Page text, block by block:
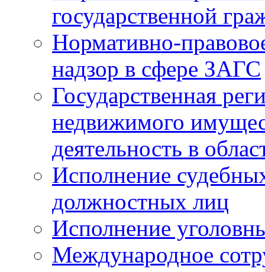
государственной
Нормативно-
надзор в сфере ЗАГС
Государственная
недвижимого
деятельность в
Исполнение
должностных лиц
Исполнение
Международное